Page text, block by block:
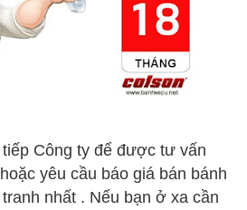
Công ty để được tư vấn
yêu cầu báo giá bán bánh
nhất . Nếu bạn ở xa cần